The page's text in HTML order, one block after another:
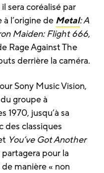
il sera coréalisé par
l’origine de Metal: A
Maiden: Flight 666,
Rage Against The
derrière la caméra.
Sony Music Vision,
groupe à
1970, jusqu’à sa
des classiques
You’ve Got Another
pour la
manière « non